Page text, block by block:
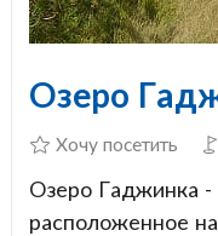
Озеро
Хочу посетить
Озеро Гаджинка -
расположенное